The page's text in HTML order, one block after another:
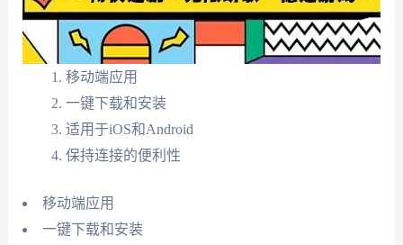
移动端应用
一键下载和安装
适用于iOS和Android
保持连接的便利性
移动端应用
一键下载和安装